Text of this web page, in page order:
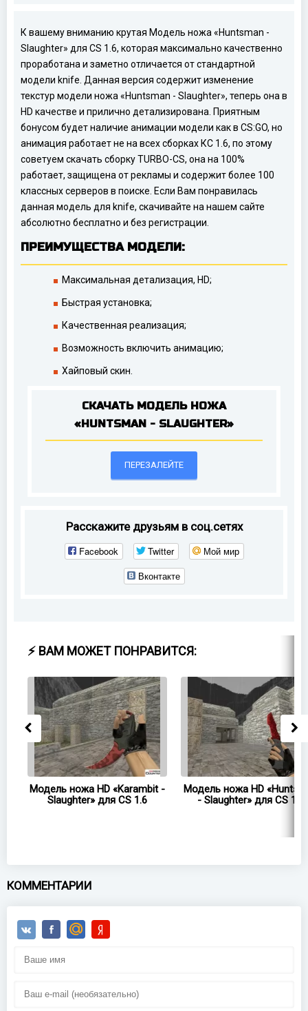
К вашему вниманию крутая Модель ножа «Huntsman -
Slaughter» для CS 1.6, которая максимально качественно
проработана и заметно отличается от стандартной
модели knife. Данная версия содержит изменение
текстур модели ножа «Huntsman - Slaughter», теперь она в
HD качестве и прилично детализирована. Приятным
бонусом будет наличие анимации модели как в CS:GO, но
анимация работает не на всех сборках КС 1.6, по этому
советуем скачать сборку TURBO-CS, она на 100%
работает, защищена от рекламы и содержит более 100
классных серверов в поиске. Если Вам понравилась
данная модель для knife, скачивайте на нашем сайте
абсолютно бесплатно и без регистрации.
ПРЕИМУЩЕСТВА МОДЕЛИ:
Максимальная детализация, HD;
Быстрая установка;
Качественная реализация;
Возможность включить анимацию;
Хайповый скин.
СКАЧАТЬ МОДЕЛЬ НОЖА
«HUNTSMAN - SLAUGHTER»
ПЕРЕЗАЛЕЙТЕ
Расскажите друзьям в соц.сетях
Facebook Twitter
Мой мир
Вконтакте
⚡ ВАМ МОЖЕТ ПОНРАВИТСЯ:
Модель ножа HD «Karambit -
Slaughter» для CS 1.6
Модель ножа HD
- Slaughter» для CS 1.6
КОММЕНТАРИИ